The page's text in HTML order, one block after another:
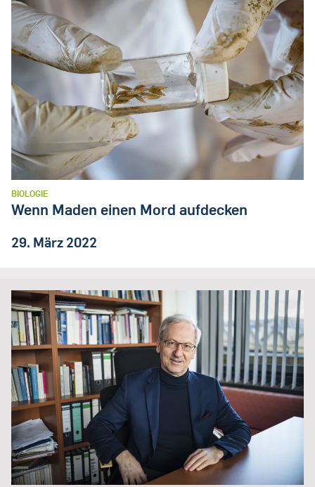
BIOLOGIE
Wenn Maden einen Mord aufdecken
29. März 2022